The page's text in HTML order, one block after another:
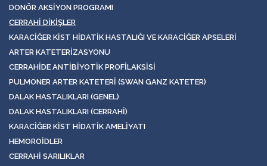
DONÖR AKSIYON PROGRAMI
CERRAHI DIKIŞLER
KARACIĞER KIST HIDATIK HASTALIĞI VE KARACIĞER APSELERI
ARTER KATETERIZASYONU
CERRAHIDE ANTIBIYOTIK PROFILAKSISI
PULMONER ARTER KATETERI (SWAN GANZ KATETER)
DALAK HASTALIKLARI (GENEL)
DALAK HASTALIKLARI (CERRAHI)
KARACIĞER KIST HIDATIK AMELIYATI
HEMOROIDLER
CERRAHI SARILIKLAR